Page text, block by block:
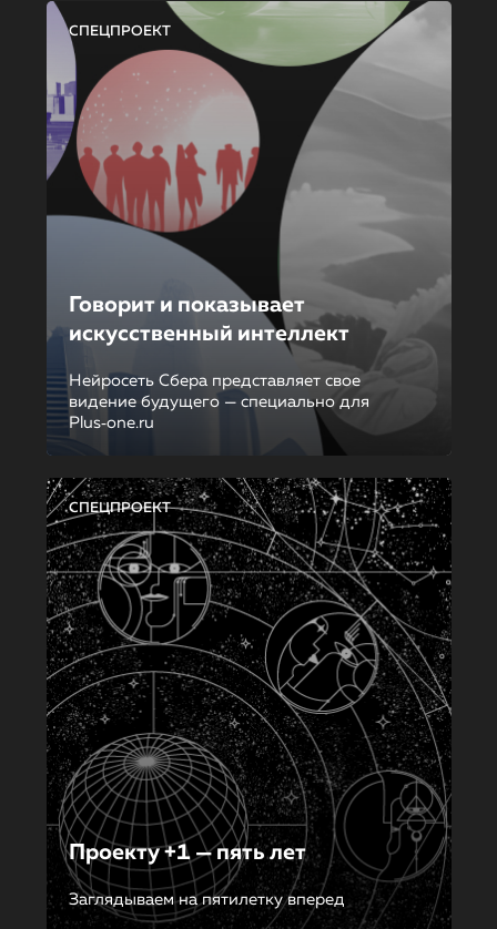
СПЕЦПРОЕКТ
Говорит и показывает
искусственный интеллект
Нейросеть Сбера представляет свое
видение будущего — специально для
Plus‑one.ru
СПЕЦПРОЕКТ
Проекту +1 — пять лет
Заглядываем на пятилетку вперед